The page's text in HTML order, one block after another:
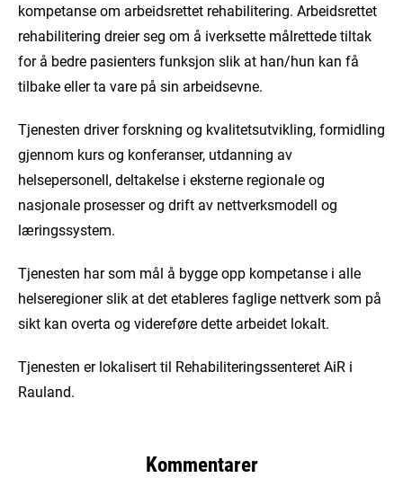
kompetanse om arbeidsrettet rehabilitering. Arbeidsrettet
rehabilitering dreier seg om å iverksette målrettede tiltak
for å bedre pasienters funksjon slik at han/hun kan få
tilbake eller ta vare på sin arbeidsevne.
Tjenesten driver forskning og kvalitetsutvikling, formidling
gjennom kurs og konferanser, utdanning av
helsepersonell, deltakelse i eksterne regionale og
nasjonale prosesser og drift av nettverksmodell og
læringssystem.
Tjenesten har som mål å bygge opp kompetanse i alle
helseregioner slik at det etableres faglige nettverk som på
sikt kan overta og videreføre dette arbeidet lokalt.
Tjenesten er lokalisert til Rehabiliteringssenteret AiR i
Rauland.
Kommentarer